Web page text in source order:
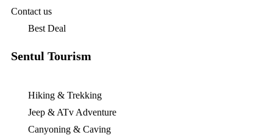
Contact us
Best Deal
Sentul Tourism
Hiking & Trekking
Jeep & ATv Adventure
Canyoning & Caving